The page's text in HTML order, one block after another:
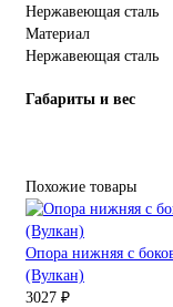
Нержавеющая сталь
Материал
Нержавеющая сталь
Габариты и вес
Похожие товары
Опора нижняя с
(Вулкан)
3027 ₽